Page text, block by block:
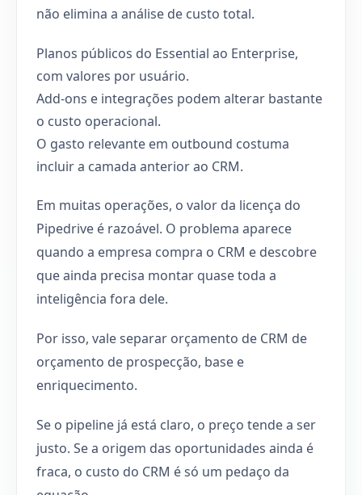
não elimina a análise de custo total.
Planos públicos do Essential ao Enterprise,
com valores por usuário.
Add-ons e integrações podem alterar bastante
o custo operacional.
O gasto relevante em outbound costuma
incluir a camada anterior ao CRM.
Em muitas operações, o valor da licença do
Pipedrive é razoável. O problema aparece
quando a empresa compra o CRM e descobre
que ainda precisa montar quase toda a
inteligência fora dele.
Por isso, vale separar orçamento de CRM de
orçamento de prospecção, base e
enriquecimento.
Se o pipeline já está claro, o preço tende a ser
justo. Se a origem das oportunidades ainda é
fraca, o custo do CRM é só um pedaço da